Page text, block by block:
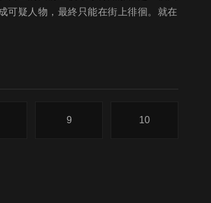
可疑人物，最終只能在街上徘徊。就在
9 10